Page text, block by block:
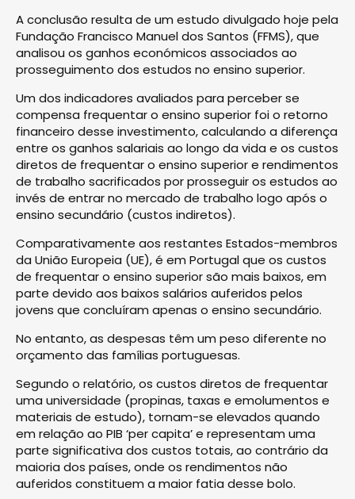
A conclusão resulta de um estudo divulgado hoje pela
Fundação Francisco Manuel dos Santos (FFMS), que
analisou os ganhos económicos associados ao
prosseguimento dos estudos no ensino superior.
Um dos indicadores avaliados para perceber se
compensa frequentar o ensino superior foi o retorno
financeiro desse investimento, calculando a diferença
entre os ganhos salariais ao longo da vida e os custos
diretos de frequentar o ensino superior e rendimentos
de trabalho sacrificados por prosseguir os estudos ao
invés de entrar no mercado de trabalho logo após o
ensino secundário (custos indiretos).
Comparativamente aos restantes Estados-membros
da União Europeia (UE), é em Portugal que os custos
de frequentar o ensino superior são mais baixos, em
parte devido aos baixos salários auferidos pelos
jovens que concluíram apenas o ensino secundário.
No entanto, as despesas têm um peso diferente no
orçamento das famílias portuguesas.
Segundo o relatório, os custos diretos de frequentar
uma universidade (propinas, taxas e emolumentos e
materiais de estudo), tornam-se elevados quando
em relação ao PIB ‘per capita’ e representam uma
parte significativa dos custos totais, ao contrário da
maioria dos países, onde os rendimentos não
auferidos constituem a maior fatia desse bolo.